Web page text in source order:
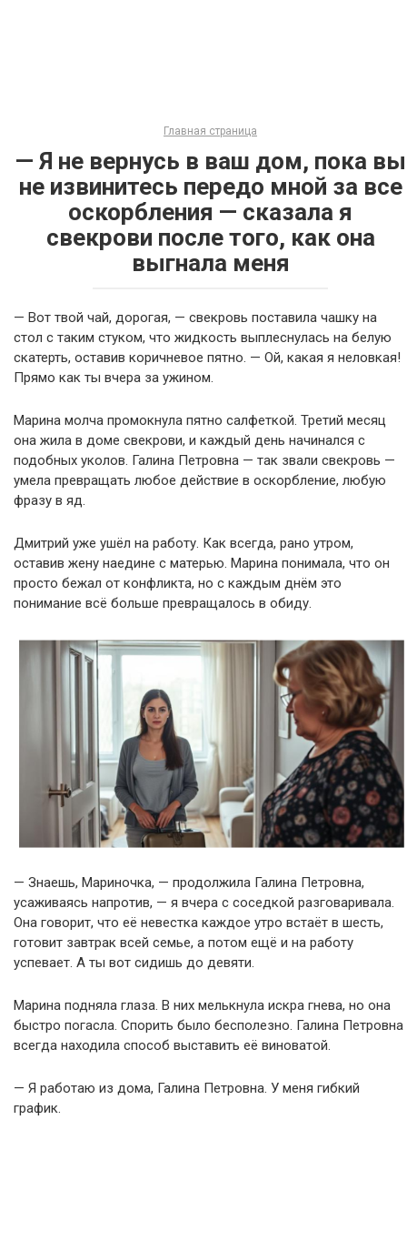
Главная страница
— Я не вернусь в ваш дом, пока вы
не извинитесь передо мной за все
оскорбления — сказала я
свекрови после того, как она
выгнала меня
— Вот твой чай, дорогая, — свекровь поставила чашку на
стол с таким стуком, что жидкость выплеснулась на белую
скатерть, оставив коричневое пятно. — Ой, какая я неловкая!
Прямо как ты вчера за ужином.
Марина молча промокнула пятно салфеткой. Третий месяц
она жила в доме свекрови, и каждый день начинался с
подобных уколов. Галина Петровна — так звали свекровь —
умела превращать любое действие в оскорбление, любую
фразу в яд.
Дмитрий уже ушёл на работу. Как всегда, рано утром,
оставив жену наедине с матерью. Марина понимала, что он
просто бежал от конфликта, но с каждым днём это
понимание всё больше превращалось в обиду.
— Знаешь, Мариночка, — продолжила Галина Петровна,
усаживаясь напротив, — я вчера с соседкой разговаривала.
Она говорит, что её невестка каждое утро встаёт в шесть,
готовит завтрак всей семье, а потом ещё и на работу
успевает. А ты вот сидишь до девяти.
Марина подняла глаза. В них мелькнула искра гнева, но она
быстро погасла. Спорить было бесполезно. Галина Петровна
всегда находила способ выставить её виноватой.
— Я работаю из дома, Галина Петровна. У меня гибкий
график.